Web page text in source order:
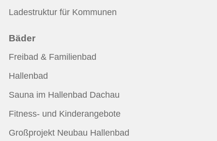
Ladestruktur für Kommunen
Bäder
Freibad & Familienbad
Hallenbad
Sauna im Hallenbad Dachau
Fitness- und Kinderangebote
Großprojekt Neubau Hallenbad